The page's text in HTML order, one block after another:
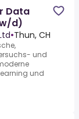
Data
d)
•Thun, CH
und
und